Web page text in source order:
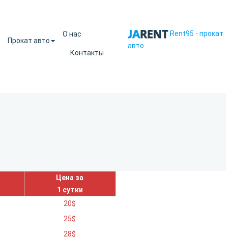
Прокат авто
О нас
Контакты
Rent95 - прокат
авто
Цена за
1 сутки
20$
25$
28$